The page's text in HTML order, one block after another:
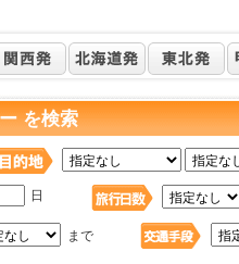
を検索
日
まで